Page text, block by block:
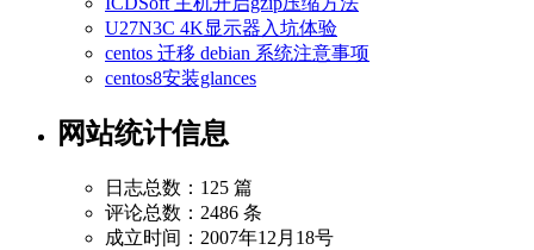
U27N3C 4K显示器入坑体验
centos 迁移 debian 系统注意事项
centos8安装glances
网站统计信息
日志总数：125 篇
评论总数：2486 条
成立时间：2007年12月18号